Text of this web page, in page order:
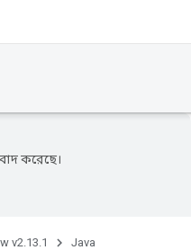
করেছে।
v2.13.1 Java